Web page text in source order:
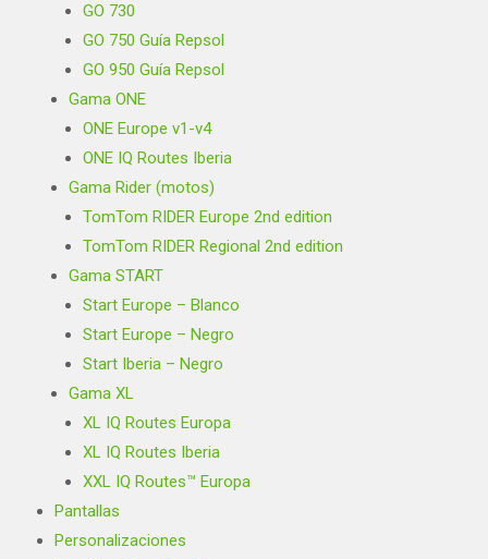
GO 730
GO 750 Guía Repsol
GO 950 Guía Repsol
Gama ONE
ONE Europe v1-v4
ONE IQ Routes Iberia
Gama Rider (motos)
TomTom RIDER Europe 2nd edition
TomTom RIDER Regional 2nd edition
Gama START
Start Europe – Blanco
Start Europe – Negro
Start Iberia – Negro
Gama XL
XL IQ Routes Europa
XL IQ Routes Iberia
XXL IQ Routes™ Europa
Pantallas
Personalizaciones